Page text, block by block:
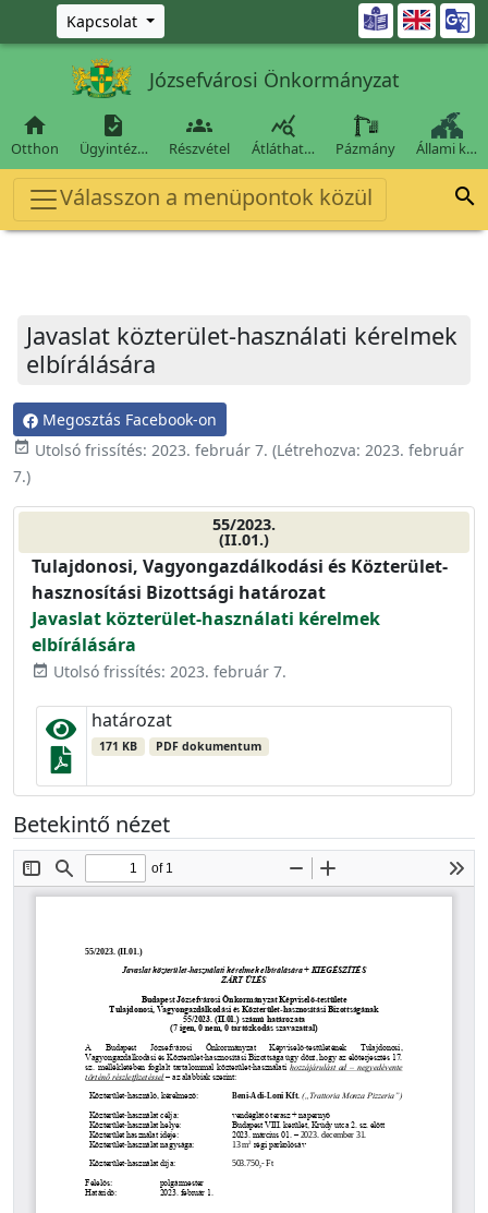
Ugrás a fő tartalomra
Kapcsolat 
Józsefvárosi Önkormányzat

Otthon

Ügyintéz…

Részvétel

Átláthat… Pázmány Állami k…
Válasszon a menüpontok közül 
Javaslat közterület-használati kérelmek
elbírálására
Megosztás Facebook-on
event_available Utolsó frissítés: 2023. február 7. (Létrehozva: 2023. február
7.)
55/2023.
(II.01.)
Tulajdonosi, Vagyongazdálkodási és Közterület-
hasznosítási Bizottsági határozat
Javaslat közterület-használati kérelmek
elbírálására
event_available Utolsó frissítés: 2023. február 7.
határozat
171 KB PDF dokumentum
Betekintő nézet